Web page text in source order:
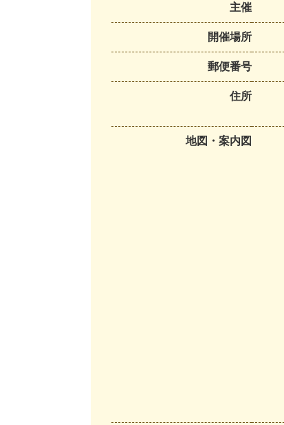
主催
開催場所
郵便番号
住所
地図・案内図